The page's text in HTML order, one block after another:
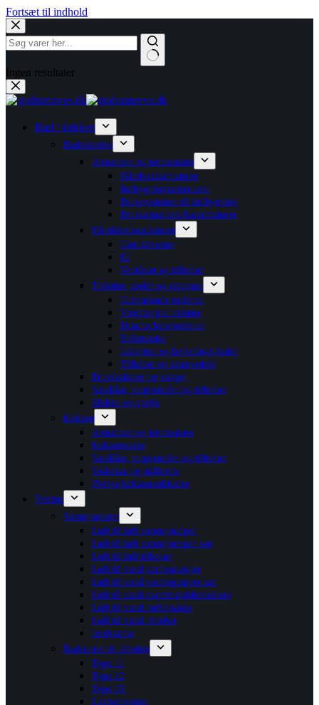
Fortsæt til indhold
Ingen resultater
Bad / køkken
Badeværelse
Armaturer og termostater
Håndvaskarmaturer
Indbygningsarmaturer
Brusesystemer til indbygning
Brusearmaturer/kararmaturer
Håndklæderadiatorer
Centralvarme
El
Ventilsæt og tilbehør
Toiletter, sæder og cisterner
Gulvstående toiletter
Væghængte toiletter
Douche bide toiletter
Toiletsæder
Cisterner og betjeningsplader
Tilbehør og reservedele
Brusekabiner og vægge
Vandlåse, stopventiler og tilbehør
Møbler og spejle
Køkken
Armaturer og termostater
Køkkenvaske
Vandlåse, stopventiler og tilbehør
Vaskekar og stålborde
Øvrige køkkenredskaber
Varme
Varmepumper
Luft til luft varmepumper
Luft til luft varmepumper sæt
Luft til luft tilbehør
Luft til vand varmepumper
Luft til vand varmepumper sæt
Luft til vand varmtvandsbeholdere
Luft til vand buffertanke
Luft til vand tilbehør
Jordvarme
Radiatorer & tilbehør
Type 11
Type 22
Type 33
Lavkonvektor